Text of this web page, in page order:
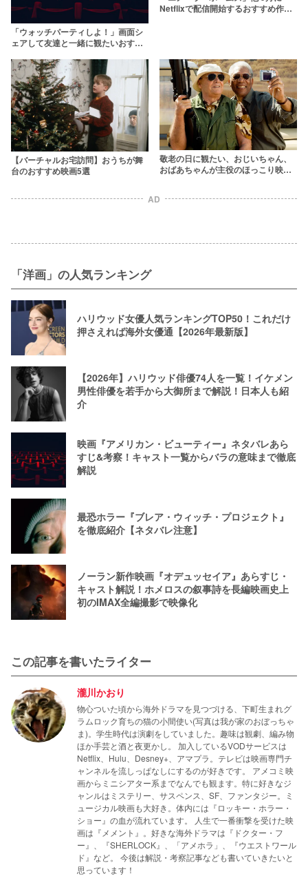
「ウォッチパーティしよ！」画面シ
ェアして友達と一緒に観たいおすす
Netflixで配信開始するおすすめ作品
【バーチャルお宅訪問】おうちが舞
台のおすすめ映画5選
敬老の日に観たい、おじいちゃん、
おばあちゃんが主役のほっこり映画
AD
「洋画」の人気ランキング
ハリウッド女優人気ランキングTOP50！これだけ
押さえれば海外女優通【2026年最新版】
【2026年】ハリウッド俳優74人を一覧！イケメン
男性俳優を若手から大御所まで解説！日本人も紹
介
映画『アメリカン・ビューティー』ネタバレあら
すじ&考察！キャスト一覧からバラの意味まで徹底
解説
最恐ホラー『ブレア・ウィッチ・プロジェクト』
を徹底紹介【ネタバレ注意】
ノーラン新作映画『オデュッセイア』あらすじ・
キャスト解説！ホメロスの叙事詩を長編映画史上
初のIMAX全編撮影で映像化
この記事を書いたライター
瀧川かおり
物心ついた頃から海外ドラマを見つづける、下町生まれグ
ラムロック育ちの猫の小間使い(写真は我が家のおぼっちゃ
ま)。学生時代は演劇をしていました。趣味は観劇、編み物
ほか手芸と酒と夜更かし。 加入しているVODサービスは
Netflix、Hulu、Desney+、アマプラ。テレビは映画専門チ
ャンネルを流しっぱなしにするのが好きです。 アメコミ映
画からミニシアター系までなんでも観ます。特に好きなジ
ャンルはミステリー、サスペンス、SF、ファンタジー。ミ
ュージカル映画も大好き。体内には『ロッキー・ホラー・
ショー』の血が流れています。 人生で一番衝撃を受けた映
画は『メメント』。好きな海外ドラマは『ドクター・フ
ー』、『SHERLOCK』、「アメホラ」、『ウエストワール
ド』など。 今後は解説・考察記事なども書いていきたいと
思っています！